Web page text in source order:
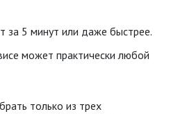
за 5 минут или даже быстрее.
может практически любой
только из трех